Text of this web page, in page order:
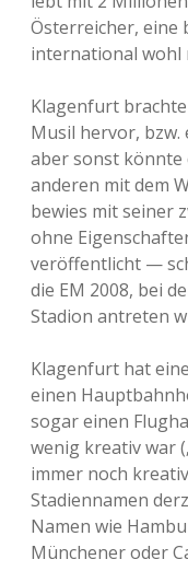
Österreicher, eine
international wohl
Klagenfurt
Musil hervor,
aber sonst könnte
anderen mit dem
bewies mit seiner
ohne
veröffentlicht —
die EM 2008, bei
Stadion antreten
Klagenfurt hat
einen
sogar einen
wenig kreativ war
immer noch
Stadiennamen
Namen wie
Münchener oder